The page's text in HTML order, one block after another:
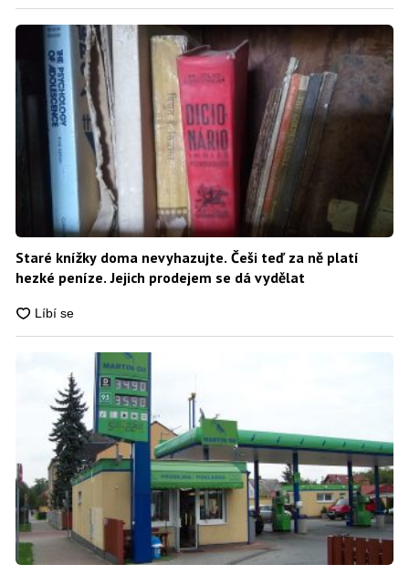
Staré knížky doma nevyhazujte. Češi teď za ně platí
hezké peníze. Jejich prodejem se dá vydělat